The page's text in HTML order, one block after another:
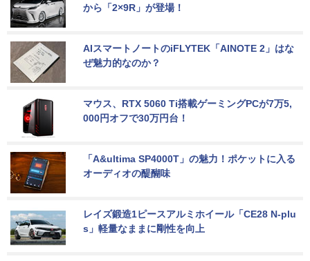
から「2×9R」が登場！
AIスマートノートのiFLYTEK「AINOTE 2」はな
ぜ魅力的なのか？
マウス、RTX 5060 Ti搭載ゲーミングPCが7万5,
000円オフで30万円台！
「A&ultima SP4000T」の魅力！ポケットに入る
オーディオの醍醐味
レイズ鍛造1ピースアルミホイール「CE28 N-plu
s」軽量なままに剛性を向上